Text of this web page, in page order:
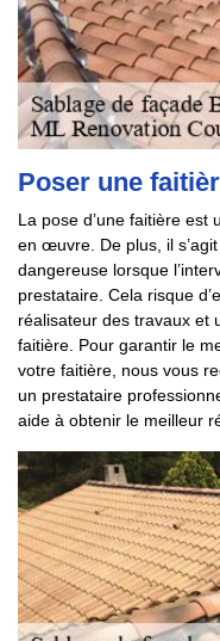
Poser une
La pose d’une faitière est
en œuvre. De plus, il
dangereuse lorsque
prestataire. Cela risque
réalisateur des travaux et
faitière. Pour garantir le
votre faitière, nous vous
un prestataire
aide à obtenir le meilleur